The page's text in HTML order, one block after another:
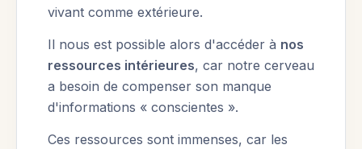
vivant comme extérieure.
Il nous est possible alors d'accéder à nos
ressources intérieures, car notre cerveau
a besoin de compenser son manque
d'informations « conscientes ».
Ces ressources sont immenses, car les